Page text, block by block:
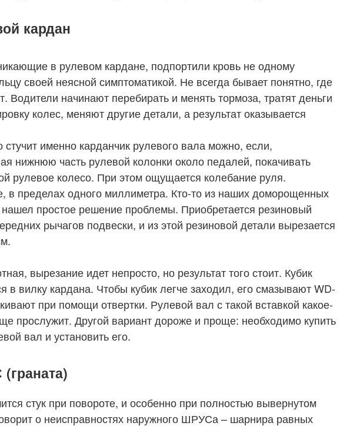
кардан
в рулевом кардане, подпортили кровь не одному
своей неясной симптоматикой. Не всегда бывает понятно, где
Водители начинают перебирать и менять тормоза, тратят деньги
колес, меняют другие детали, а результат оказывается
стучит именно карданчик рулевого вала можно, если,
нижнюю часть рулевой колонки около педалей, покачивать
рулевое колесо. При этом ощущается колебание руля.
в пределах одного миллиметра. Кто-то из наших доморощенных
простое решение проблемы. Приобретается резиновый
рычагов подвески, и из этой резиновой детали вырезается
вырезание идет непросто, но результат того стоит. Кубик
в вилку кардана. Чтобы кубик легче заходил, его смазывают WD-
при помощи отвертки. Рулевой вал с такой вставкой какое-
прослужит. Другой вариант дороже и проще: необходимо купить
вал и установить его.
стук при повороте, и особенно при полностью вывернутом
о неисправностях наружного ШРУСа – шарнира равных